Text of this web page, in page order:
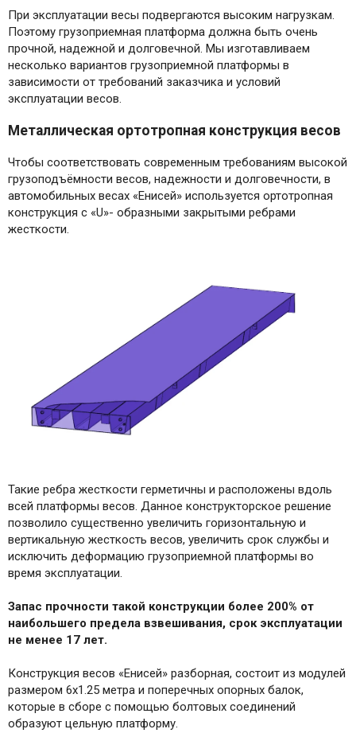
При эксплуатации весы подвергаются высоким нагрузкам.
Поэтому грузоприемная платформа должна быть очень
прочной, надежной и долговечной. Мы изготавливаем
несколько вариантов грузоприемной платформы в
зависимости от требований заказчика и условий
эксплуатации весов.
Металлическая ортотропная конструкция весов
Чтобы соответствовать современным требованиям высокой
грузоподъёмности весов, надежности и долговечности, в
автомобильных весах «Енисей» используется ортотропная
конструкция с «U»- образными закрытыми ребрами
жесткости.
Такие ребра жесткости герметичны и расположены вдоль
всей платформы весов. Данное конструкторское решение
позволило существенно увеличить горизонтальную и
вертикальную жесткость весов, увеличить срок службы и
исключить деформацию грузоприемной платформы во
время эксплуатации.
Запас прочности такой конструкции более 200% от
наибольшего предела взвешивания, срок эксплуатации
не менее 17 лет.
Конструкция весов «Енисей» разборная, состоит из модулей
размером 6х1.25 метра и поперечных опорных балок,
которые в сборе с помощью болтовых соединений
образуют цельную платформу.